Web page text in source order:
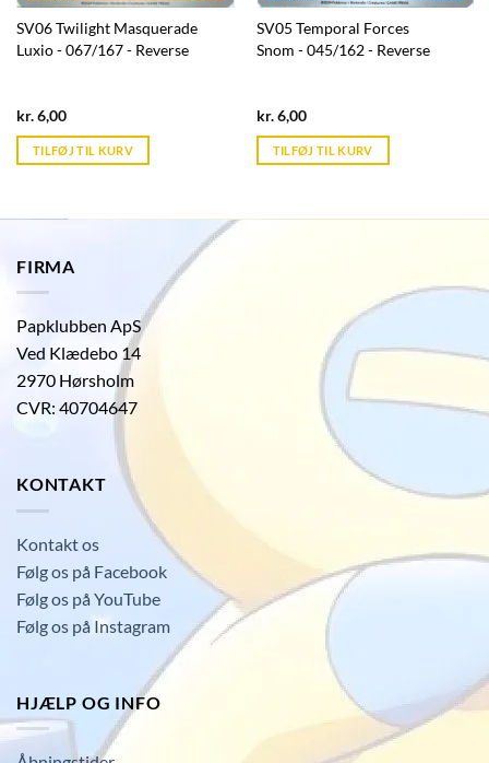
SV06 Twilight Masquerade
Luxio - 067/167 - Reverse
kr.6,00Current
is:
kr. 39,95.
TILFØJ TIL KURV
SV05 Temporal Forces
Snom - 045/162 - Reverse
kr.6,00Current
is:
kr. 39,95.
TILFØJ TIL KURV
FIRMA
Papklubben ApS
Ved Klædebo 14
2970 Hørsholm
CVR: 40704647
KONTAKT
Kontakt os
Følg os på Facebook
Følg os på YouTube
Følg os på Instagram
HJÆLP OG INFO